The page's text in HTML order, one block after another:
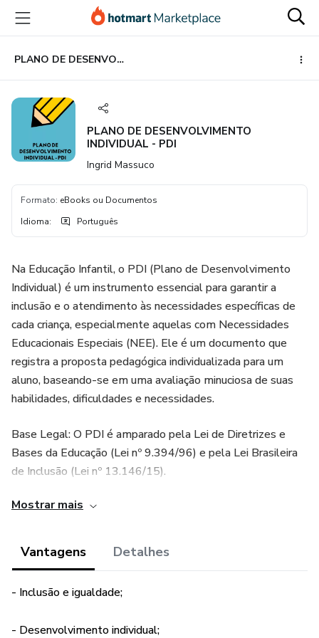
para
conteúdo
principal
para
pagamento
para
rodapé
PLANO DE DESENVOLVIMENTO INDIVIDUAL - PDI
PLANO DE DESENVOLVIMENTO
INDIVIDUAL - PDI
Ingrid Massuco
Formato: eBooks ou Documentos
Idioma: Português
Na Educação Infantil, o PDI (Plano de Desenvolvimento
Individual) é um instrumento essencial para garantir a
inclusão e o atendimento às necessidades específicas de
cada criança, especialmente aquelas com Necessidades
Educacionais Especiais (NEE). Ele é um documento que
registra a proposta pedagógica individualizada para um
aluno, baseando-se em uma avaliação minuciosa de suas
habilidades, dificuldades e necessidades.
Base Legal: O PDI é amparado pela Lei de Diretrizes e
Bases da Educação (Lei nº 9.394/96) e pela Lei Brasileira
de Inclusão (Lei nº 13.146/15).
Propósito: Visa orientar o atendimento aos alunos com
suas necessidades individuais.
o aluno, avaliação de seu desenvolvimento, objetivos de
Mostrar mais
Vantagens Detalhes
- Inclusão e igualdade;
- Desenvolvimento individual;